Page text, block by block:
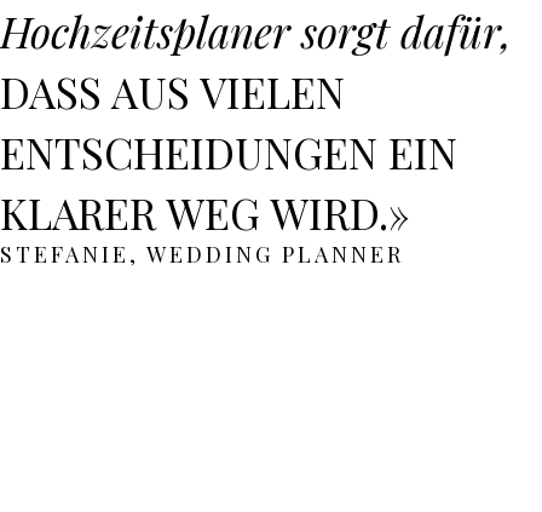
Hochzeitsplaner sorgt dafür,
DASS AUS VIELEN
ENTSCHEIDUNGEN EIN
KLARER WEG WIRD.»
STEFANIE, WEDDING PLANNER